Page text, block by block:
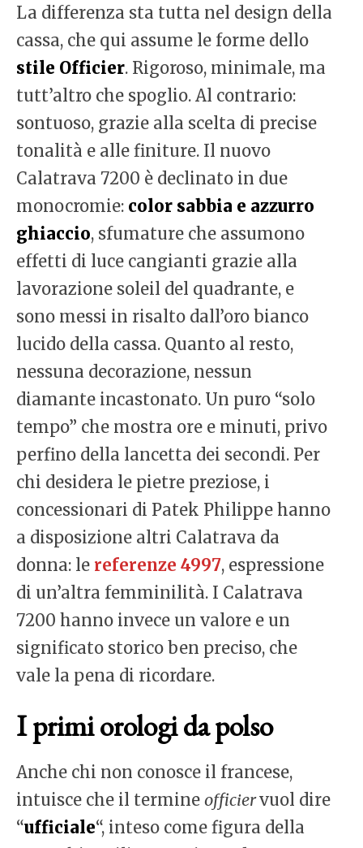
La differenza sta tutta nel design della
cassa, che qui assume le forme dello
stile Officier. Rigoroso, minimale, ma
tutt’altro che spoglio. Al contrario:
sontuoso, grazie alla scelta di precise
tonalità e alle finiture. Il nuovo
Calatrava 7200 è declinato in due
monocromie: color sabbia e azzurro
ghiaccio, sfumature che assumono
effetti di luce cangianti grazie alla
lavorazione soleil del quadrante, e
sono messi in risalto dall’oro bianco
lucido della cassa. Quanto al resto,
nessuna decorazione, nessun
diamante incastonato. Un puro “solo
tempo” che mostra ore e minuti, privo
perfino della lancetta dei secondi. Per
chi desidera le pietre preziose, i
concessionari di Patek Philippe hanno
a disposizione altri Calatrava da
donna: le referenze 4997, espressione
di un’altra femminilità. I Calatrava
7200 hanno invece un valore e un
significato storico ben preciso, che
vale la pena di ricordare.
I primi orologi da polso
Anche chi non conosce il francese,
intuisce che il termine officiervuol dire
“ufficiale“, inteso come figura della